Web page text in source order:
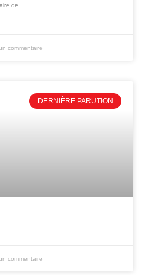
de
commentaire
DERNIÈRE PARUTION
commentaire